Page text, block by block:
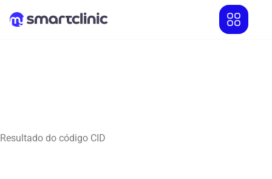
Resultado do código CID